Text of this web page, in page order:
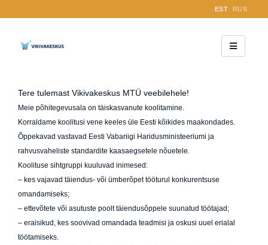
EST RUS
Tere tulemast Vikivakeskus MTÜ veebilehele!
Meie põhitegevusala on täiskasvanute koolitamine.
Korraldame koolitusi vene keeles üle Eesti kõikides maakondades.
Õppekavad vastavad Eesti Vabariigi Haridusministeeriumi ja
rahvusvaheliste standardite kaasaegsetele nõuetele.
Koolituse sihtgruppi kuuluvad inimesed:
– kes vajavad täiendus- või ümberõpet tööturul konkurentsuse
omandamiseks;
– ettevõtete või asutuste poolt täiendusõppele suunatud töötajad;
– eraisikud, kes soovivad omandada teadmisi ja oskusi uuel erialal
töötamiseks.